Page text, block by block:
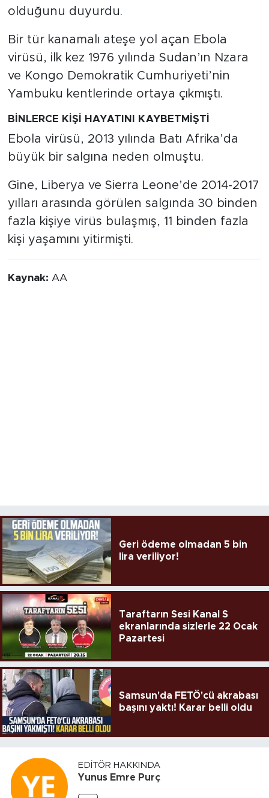
olduğunu duyurdu.
Bir tür kanamalı ateşe yol açan Ebola
virüsü, ilk kez 1976 yılında Sudan’ın Nzara
ve Kongo Demokratik Cumhuriyeti’nin
Yambuku kentlerinde ortaya çıkmıştı.
BİNLERCE KİŞİ HAYATINI KAYBETMİŞTİ
Ebola virüsü, 2013 yılında Batı Afrika’da
büyük bir salgına neden olmuştu.
Gine, Liberya ve Sierra Leone’de 2014-2017
yılları arasında görülen salgında 30 binden
fazla kişiye virüs bulaşmış, 11 binden fazla
kişi yaşamını yitirmişti.
Kaynak: AA
Geri ödeme olmadan 5 bin
lira veriliyor!
Taraftarın Sesi Kanal S
ekranlarında sizlerle 22 Ocak
Pazartesi
Samsun'da FETÖ'cü akrabası
başını yaktı! Karar belli oldu
EDITÖR HAKKINDA
Yunus Emre Purç